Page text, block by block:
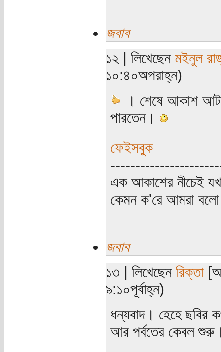
জবাব
১২ | লিখেছেন মইনুল
১০:৪০অপরাহ্ন)
। শেষে আকাশ
পারতেন।
ফেইসবুক
এক আকাশের নীচেই
কেমন ক'রে আমরা
জবাব
১৩ | লিখেছেন রিক্তা
৯:১০পূর্বাহ্ন)
ধন্যবাদ। হেহে ছবির
আর পর্বতের কেবল